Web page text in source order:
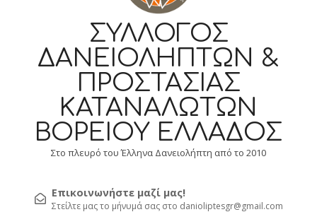
ΣΎΛΛΟΓΟΣ
ΔΑΝΕΙΟΛΗΠΤΏΝ &
ΠΡΟΣΤΑΣΊΑΣ
ΚΑΤΑΝΑΛΩΤΏΝ
ΒΟΡΕΊΟΥ ΕΛΛΆΔΟΣ
Στο πλευρό του Έλληνα Δανειολήπτη από το 2010
Επικοινωνήστε μαζί μας!
Στείλτε μας το μήνυμά σας στο danioliptesgr@gmail.com